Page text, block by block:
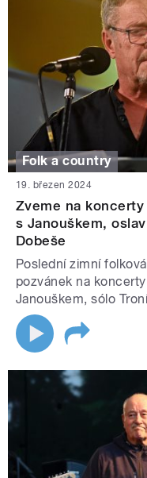
Folk a country
19. březen 2024
Zveme na
s Janouškem,
Dobeše
Poslední zimní
pozvánek na
Janouškem, sólo